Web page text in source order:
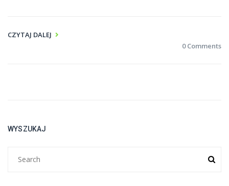
CZYTAJ DALEJ
0 Comments
WYSZUKAJ